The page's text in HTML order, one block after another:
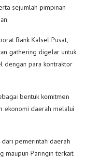
sejumlah pimpinan
Bank Kalsel Pusat,
gathering digelar untuk
dengan para kontraktor
bentuk komitmen
ekonomi daerah melalui
dari pemerintah daerah
maupun Paringin terkait